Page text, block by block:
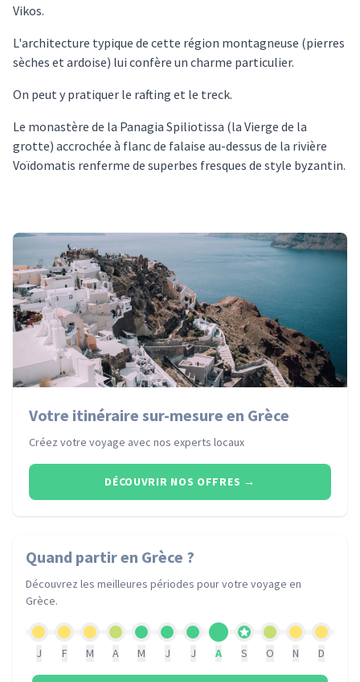
Vikos.
L'architecture typique de cette région montagneuse (pierres
sèches et ardoise) lui confère un charme particulier.
On peut y pratiquer le rafting et le treck.
Le monastère de la Panagia Spiliotissa (la Vierge de la
grotte) accrochée à flanc de falaise au-dessus de la rivière
Voïdomatis renferme de superbes fresques de style byzantin.
Votre itinéraire sur-mesure en Grèce
Créez votre voyage avec nos experts locaux
DÉCOUVRIR NOS OFFRES →
Quand partiren Grèce ?
Découvrez les meilleures périodes pour votre voyage en
Grèce.
J F M A M J J A S O N D